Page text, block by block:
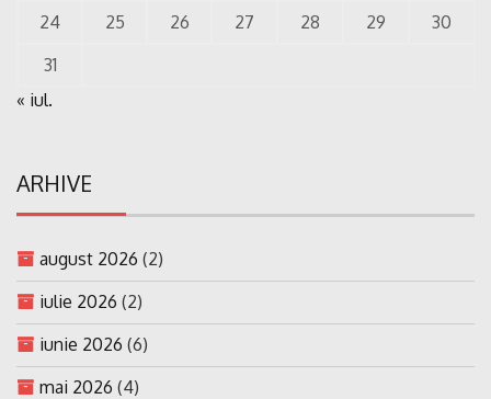
24
25 26 27 28 29
30
31
« iul.
ARHIVE
august 2026 (2)
iulie 2026 (2)
iunie 2026 (6)
mai 2026 (4)